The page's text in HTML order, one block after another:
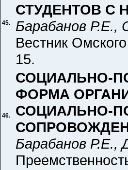
45.
СТУДЕНТОВ С
Барабанов
Вестник
15.
46.
СОЦИАЛЬНО-
ФОРМА
СОЦИАЛЬНО-
Барабанов Р.Е.,